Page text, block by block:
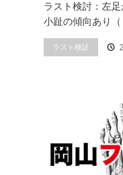
ラスト検討：左
小趾の傾向あり（
ラスト検証